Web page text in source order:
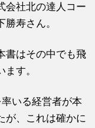
会社北の達人コー
寿さん。
書はその中でも飛
す。
いる経営者が本
が、これは確かに